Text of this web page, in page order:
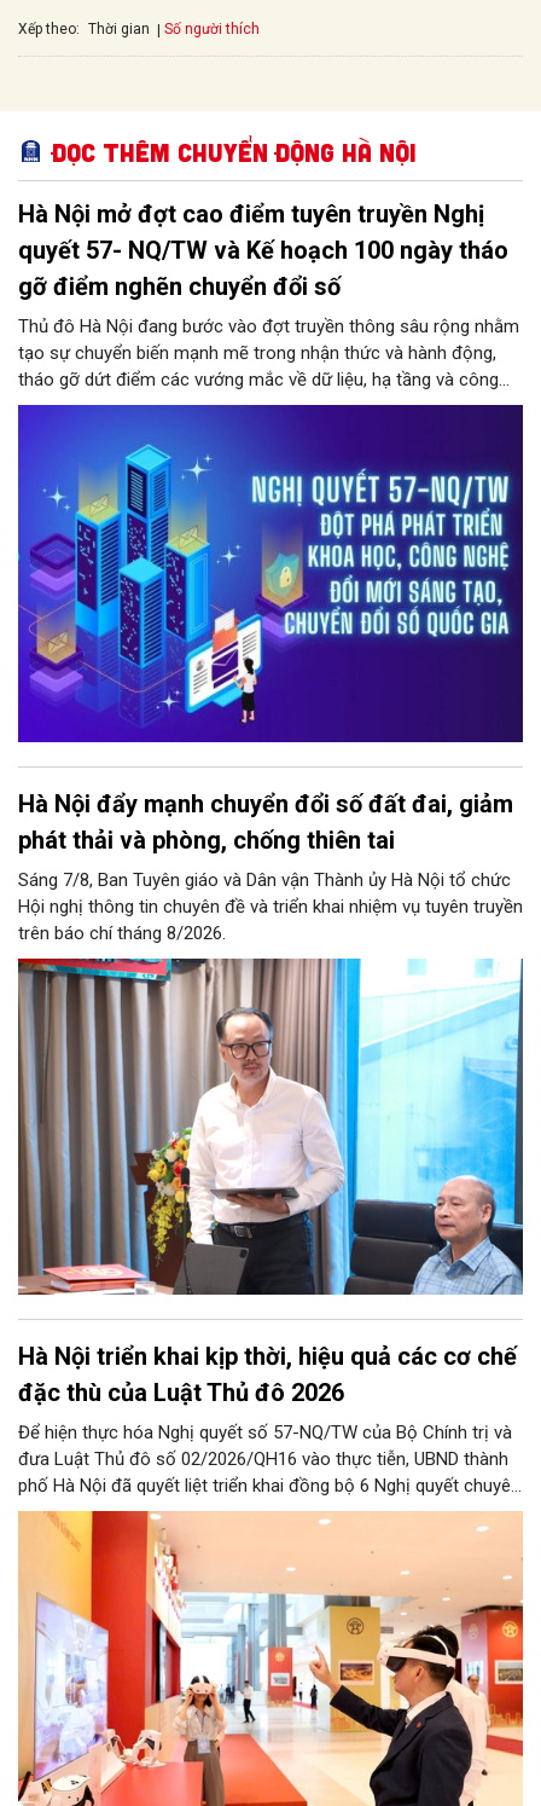
Xếp theo: Thời gian Số người thích
Đọc thêm Chuyển động Hà Nội
Hà Nội mở đợt cao điểm tuyên truyền Nghị
quyết 57- NQ/TW và Kế hoạch 100 ngày tháo
gỡ điểm nghẽn chuyển đổi số
Thủ đô Hà Nội đang bước vào đợt truyền thông sâu rộng nhằm
tạo sự chuyển biến mạnh mẽ trong nhận thức và hành động,
tháo gỡ dứt điểm các vướng mắc về dữ liệu, hạ tầng và công
nghệ trong hệ thống chính trị.
Hà Nội đẩy mạnh chuyển đổi số đất đai, giảm
phát thải và phòng, chống thiên tai
Sáng 7/8, Ban Tuyên giáo và Dân vận Thành ủy Hà Nội tổ chức
Hội nghị thông tin chuyên đề và triển khai nhiệm vụ tuyên truyền
trên báo chí tháng 8/2026.
Hà Nội triển khai kịp thời, hiệu quả các cơ chế
đặc thù của Luật Thủ đô 2026
Để hiện thực hóa Nghị quyết số 57-NQ/TW của Bộ Chính trị và
đưa Luật Thủ đô số 02/2026/QH16 vào thực tiễn, UBND thành
phố Hà Nội đã quyết liệt triển khai đồng bộ 6 Nghị quyết chuyên
đề của HĐND Thành phố. Đợt triển khai này đề ra khung chính
sách cùng hệ thống giải pháp toàn diện nhằm cụ thể hóa các
cơ chế đặc thù, tạo động lực bứt phá cho phát triển khoa học,
công nghệ, đổi mới sáng tạo và chuyển đổi số trên địa bàn Thủ
đô.